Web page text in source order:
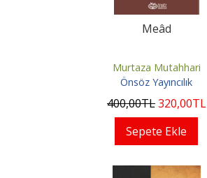
Meâd
Murtaza Mutahhari
Önsöz Yayıncılık
400,00TL320,00TL
Sepete Ekle